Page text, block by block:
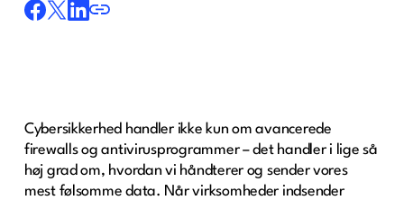
Cybersikkerhed handler ikke kun om avancerede
firewalls og antivirusprogrammer – det handler i lige så
høj grad om, hvordan vi håndterer og sender vores
mest følsomme data. Når virksomheder indsender